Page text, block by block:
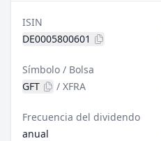
ISIN
DE0005800601
Símbolo / Bolsa
GFT
/ XFRA
Frecuencia del dividendo
anual